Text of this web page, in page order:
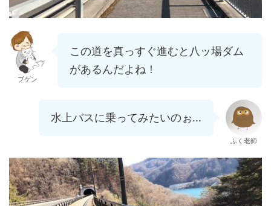
ブゲン
この道を真っすぐ進むと八ッ場ダム
があるんだよね！
水上バスに乗ってみたいのぉ…
ふく老師